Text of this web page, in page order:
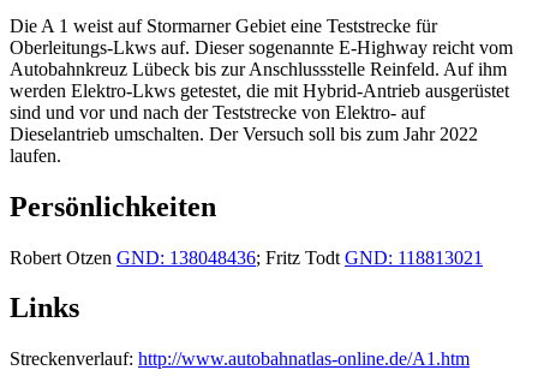
Die A 1 weist auf Stormarner Gebiet eine Teststrecke für
Oberleitungs-Lkws auf. Dieser sogenannte E-Highway reicht vom
Autobahnkreuz Lübeck bis zur Anschlussstelle Reinfeld. Auf ihm
werden Elektro-Lkws getestet, die mit Hybrid-Antrieb ausgerüstet
sind und vor und nach der Teststrecke von Elektro- auf
Dieselantrieb umschalten. Der Versuch soll bis zum Jahr 2022
laufen.
Persönlichkeiten
Robert Otzen GND: 138048436; Fritz Todt GND: 118813021
Links
Streckenverlauf: http://www.autobahnatlas-online.de/A1.htm